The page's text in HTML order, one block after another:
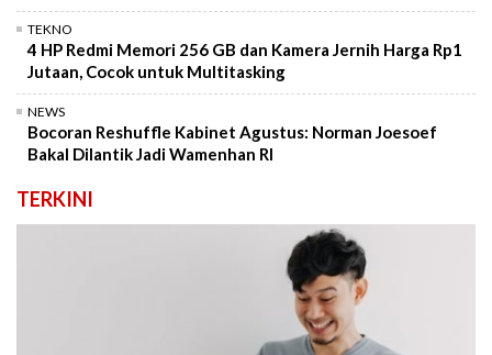
TEKNO
4 HP Redmi Memori 256 GB dan Kamera Jernih Harga Rp1
Jutaan, Cocok untuk Multitasking
NEWS
Bocoran Reshuffle Kabinet Agustus: Norman Joesoef
Bakal Dilantik Jadi Wamenhan RI
TERKINI